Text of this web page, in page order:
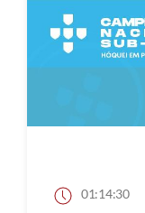
01:14:30